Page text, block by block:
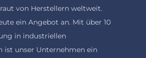
von Herstellern weltweit.
ein Angebot an. Mit über 10
in industriellen
ist unser Unternehmen ein